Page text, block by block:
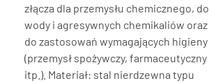
złącza dla przemysłu chemicznego, do
wody i agresywnych chemikaliów oraz
do zastosowań wymagających higieny
(przemysł spożywczy, farmaceutyczny
itp.). Materiał: stal nierdzewna typu